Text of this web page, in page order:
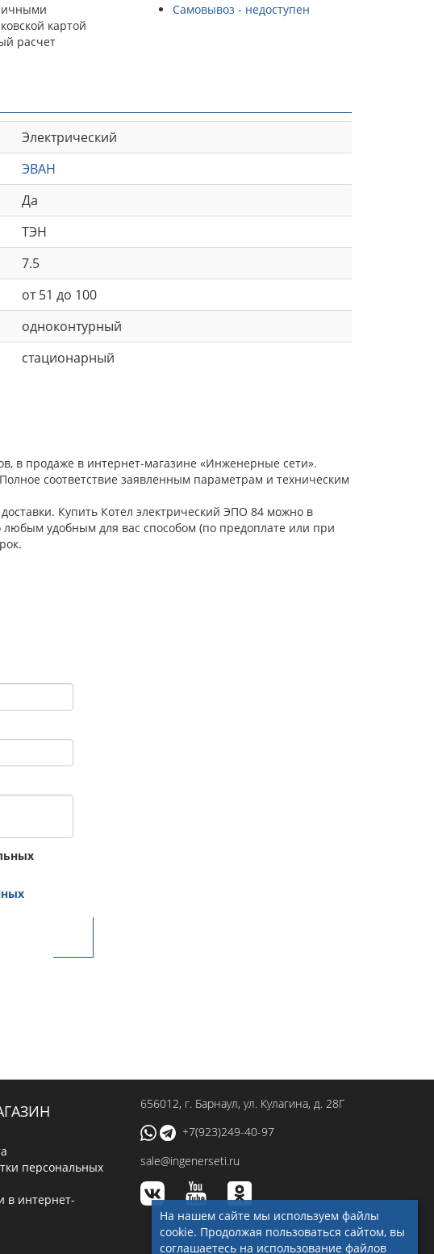
картой
расчет
Самовывоз - недоступен
Электрический
ЭВАН
Да
ТЭН
7.5
от 51 до 100
одноконтурный
стационарный
в продаже в интернет-магазине «Инженерные сети».
соответствие заявленным параметрам и техническим
Купить Котел электрический ЭПО 84 можно в
удобным для вас способом (по предоплате или при
персональных
в интернет-
656012, г. Барнаул, ул. Кулагина, д. 28Г
+7(923)249-40-97
sale@ingenerseti.ru
На нашем сайте мы используем файлы
cookie. Продолжая пользоваться сайтом, вы
соглашаетесь на использование файлов